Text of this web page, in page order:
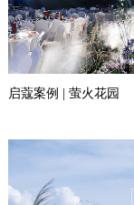
启蔻案例 | 萤火花园